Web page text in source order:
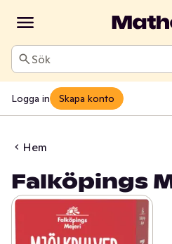
Sök
Logga in Skapa konto
Hem
Falköpings